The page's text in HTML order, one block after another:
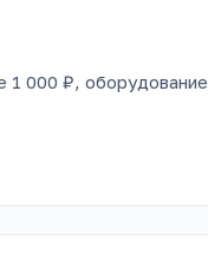
000 ₽, оборудование